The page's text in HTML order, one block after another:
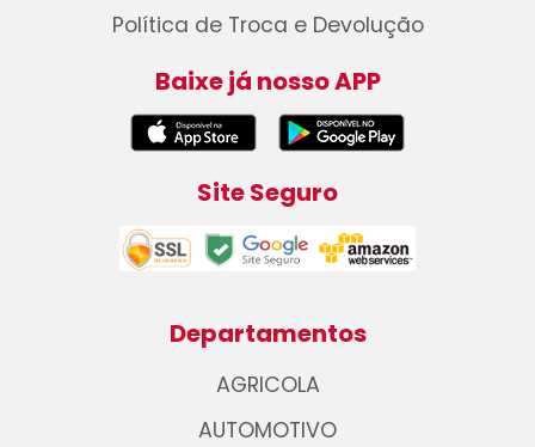
Política de Troca e Devolução
Baixe já nosso APP
Site Seguro
Departamentos
AGRICOLA
AUTOMOTIVO